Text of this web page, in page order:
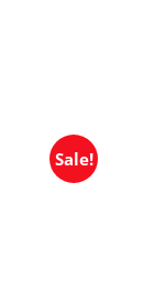
Sale!